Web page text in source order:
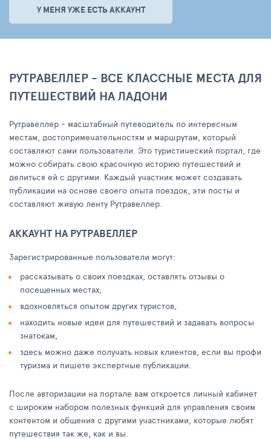
У МЕНЯ УЖЕ ЕСТЬ АККАУНТ
РУТРАВЕЛЛЕР - ВСЕ КЛАССНЫЕ МЕСТА ДЛЯ
ПУТЕШЕСТВИЙ НА ЛАДОНИ
Рутравеллер - масштабный путеводитель по интересным
местам, достопримечательностям и маршрутам, который
составляют сами пользователи. Это туристический портал, где
можно собирать свою красочную историю путешествий и
делиться ей с другими. Каждый участник может создавать
публикации на основе своего опыта поездок, эти посты и
составляют живую ленту Рутравеллер.
АККАУНТ НА РУТРАВЕЛЛЕР
Зарегистрированные пользователи могут:
рассказывать о своих поездках, оставлять отзывы о
посещенных местах,
вдохновляться опытом других туристов,
находить новые идеи для путешествий и задавать вопросы
знатокам,
здесь можно даже получать новых клиентов, если вы профи
туризма и пишете экспертные публикации.
После авторизации на портале вам откроется личный кабинет
с широким набором полезных функций для управления своим
контентом и общения с другими участниками, которые любят
путешествия так же, как и вы.